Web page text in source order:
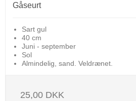
Gåseurt
Sart gul
40 cm
Juni - september
Sol
Almindelig, sand. Veldrænet.
25,00 DKK